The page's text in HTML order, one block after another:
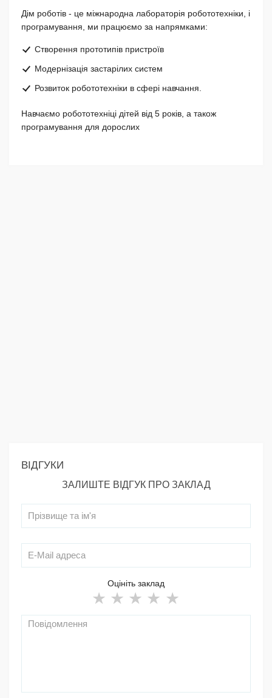
Дім роботів - це міжнародна лабораторія робототехніки, і
програмування, ми працюємо за напрямками:
Створення прототипів пристроїв
Модернізація застарілих систем
Розвиток робототехніки в сфері навчання.
Навчаємо робототехніці дітей від 5 років, а також
програмування для дорослих
ВІДГУКИ
ЗАЛИШТЕ ВІДГУК ПРО ЗАКЛАД
Оцініть заклад